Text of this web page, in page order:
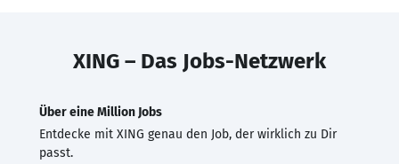
XING – Das Jobs-Netzwerk
Über eine Million Jobs
Entdecke mit XING genau den Job, der wirklich zu Dir
passt.